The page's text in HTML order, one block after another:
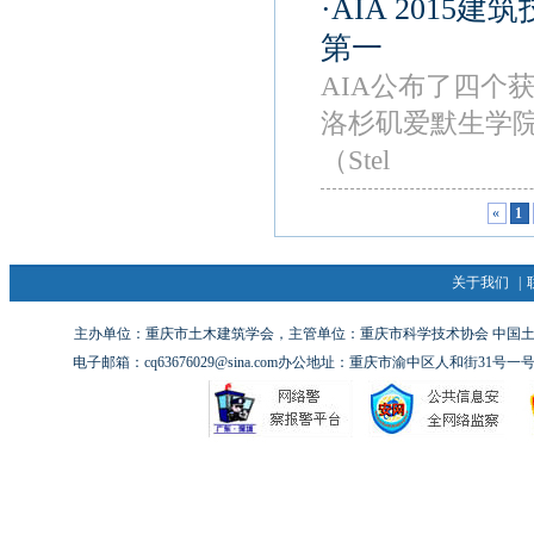
·AIA 2015建筑
第一
AIA公布了四个
洛杉矶爱默生学
（Stel
« 1
关于我们
主办单位：重庆市土木建筑学会，主管单位：重庆市科学技术协会 中国
电子邮箱：cq63676029@sina.com办公地址：重庆市渝中区人和街31号一